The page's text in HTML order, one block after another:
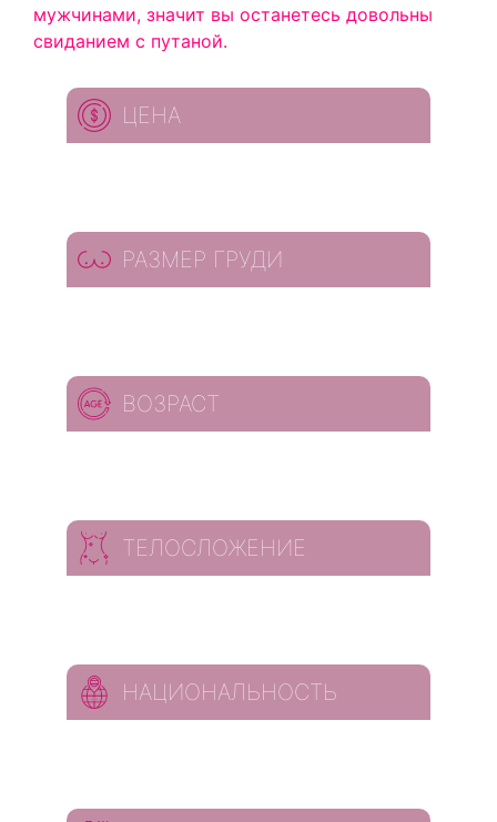
мужчинами, значит вы останетесь довольны
свиданием с путаной.
ЦЕНА
РАЗМЕР ГРУДИ
ВОЗРАСТ
ТЕЛОСЛОЖЕНИЕ
НАЦИОНАЛЬНОСТЬ